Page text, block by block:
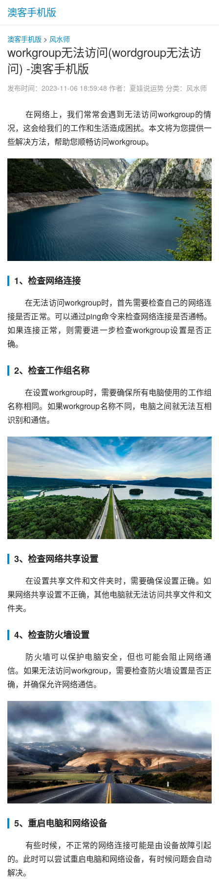
澳客手机版
澳客手机版 > 风水师
workgroup无法访问(wordgroup无法访
问) -澳客手机版
发布时间：2023-11-06 18:59:48 作者：夏娃说运势 分类： 风水师
况，这会给我们的工作和生活造成困扰。本文将为您提供一
些解决方法，帮助您顺畅访问workgroup。
1、检查网络连接
在无法访问workgroup时，首先需要检查自己的网络连
接是否正常。可以通过ping命令来检查网络连接是否通畅。
如果连接正常，则需要进一步检查workgroup设置是否正
确。
2、检查工作组名称
在设置workgroup时，需要确保所有电脑使用的工作组
名称相同。如果workgroup名称不同，电脑之间就无法互相
识别和通信。
3、检查网络共享设置
果网络共享设置不正确，其他电脑就无法访问共享文件和文
件夹。
4、检查防火墙设置
信。如果无法访问workgroup，需要检查防火墙设置是否正
确，并确保允许网络通信。
5、重启电脑和网络设备
的。此时可以尝试重启电脑和网络设备，有时候问题会自动
解决。